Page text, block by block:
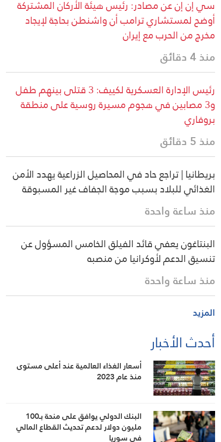
سي إن إن عن مصادر: رئيس هيئة الأركان المشتركة
أوضح لمستشاري ترامب أن واشنطن بحاجة لإيجاد
مخرج من الحرب مع إيران
منذ 4 دقائق
رئيس الإدارة العسكرية لكييف: 3 قتلى بينهم طفل
و3 مصابين في هجوم مسيرة روسية على منطقة
بروفاري
منذ 5 دقائق
بريطانيا | تراجع حاد في المحاصيل الزراعية يهدد الأمن
الغذائي للبلاد بسبب موجة الجفاف غير المسبوقة
منذ ساعة واحدة
البنتاغون يعفي قائد الفيلق الخامس المسؤول عن
تنسيق الدعم لأوكرانيا من منصبه
منذ ساعة واحدة
المزيد
أحدث الأخبار
أسعار الغذاء العالمية عند أعلى مستوى
منذ عام 2023
البنك الدولي يوافق على منحة بـ100
مليون دولار لدعم تحديث القطاع المالي
في سوريا